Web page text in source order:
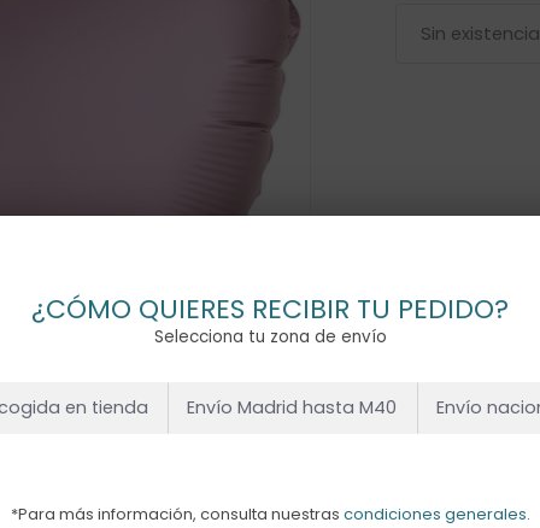
Sin
¿CÓMO QUIERES RECIBIR TU PEDIDO?
Selecciona tu zona de envío
en tienda Envío Madrid hasta M40 Envío
*Para más información, consulta nuestras condiciones generales.